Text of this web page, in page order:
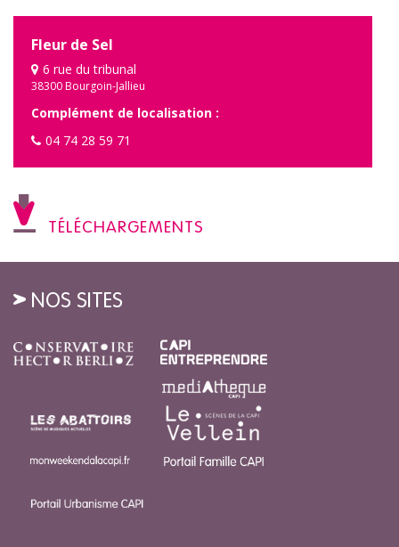
Fleur de Sel
6 rue du tribunal
38300 Bourgoin-Jallieu
Complément de localisation :
04 74 28 59 71
TÉLÉCHARGEMENTS
NOS SITES